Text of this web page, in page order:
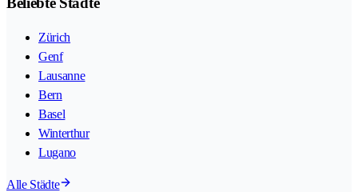
Zürich
Genf
Lausanne
Bern
Basel
Winterthur
Lugano
Alle Städte